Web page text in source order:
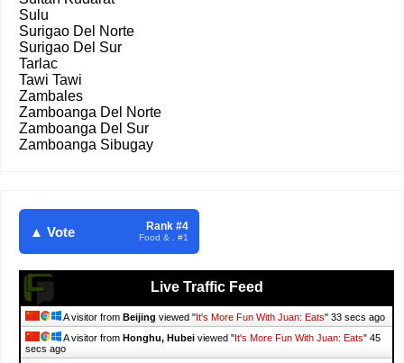
Sulu
Surigao Del Norte
Surigao Del Sur
Tarlac
Tawi Tawi
Zambales
Zamboanga Del Norte
Zamboanga Del Sur
Zamboanga Sibugay
▲ Vote Rank #4
Food & . #1
Live Traffic Feed
A visitor from Beijing viewed " It's More Fun With Juan: Eats" 34 secs ago
A visitor from Honghu, Hubei viewed " It's More Fun With Juan: Eats" 46
secs ago